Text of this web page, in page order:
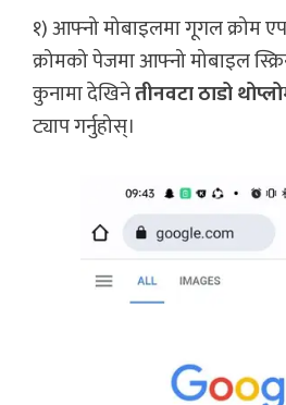
१) आफ्नो मोबाइलमा गूगल क्रोम
क्रोमको पेजमा आफ्नो मोबाइल
कुनामा देखिनेतीनवटा ठाडो थोप्लो
ट्याप गर्नुहोस्।